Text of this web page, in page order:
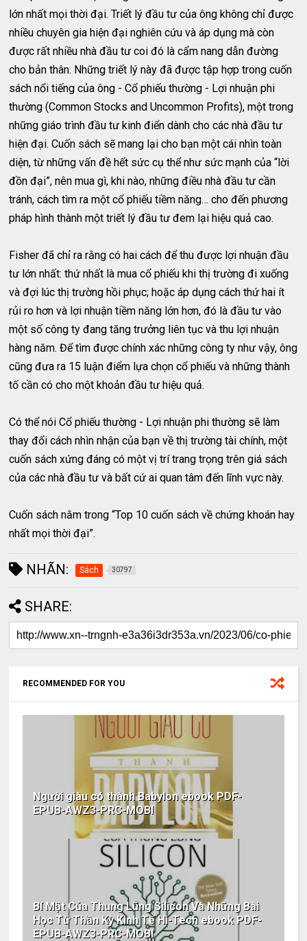
lớn nhất mọi thời đại. Triết lý đầu tư của ông không chỉ được
nhiều chuyên gia hiện đại nghiên cứu và áp dụng mà còn
được rất nhiều nhà đầu tư coi đó là cẩm nang dẫn đường
cho bản thân. Những triết lý này đã được tập hợp trong cuốn
sách nổi tiếng của ông - Cổ phiếu thường - Lợi nhuận phi
thường (Common Stocks and Uncommon Profits), một trong
những giáo trình đầu tư kinh điển dành cho các nhà đầu tư
hiện đại. Cuốn sách sẽ mang lại cho bạn một cái nhìn toàn
diện, từ những vấn đề hết sức cụ thể như sức mạnh của “lời
đồn đại”, nên mua gì, khi nào, những điều nhà đầu tư cần
tránh, cách tìm ra một cổ phiếu tiềm năng… cho đến phương
pháp hình thành một triết lý đầu tư đem lại hiệu quả cao.
Fisher đã chỉ ra rằng có hai cách để thu được lợi nhuận đầu
tư lớn nhất: thứ nhất là mua cổ phiếu khi thị trường đi xuống
và đợi lúc thị trường hồi phục; hoặc áp dụng cách thứ hai ít
rủi ro hơn và lợi nhuận tiềm năng lớn hơn, đó là đầu tư vào
một số công ty đang tăng trưởng liên tục và thu lợi nhuận
hàng năm. Để tìm được chính xác những công ty như vậy, ông
cũng đưa ra 15 luận điểm lựa chọn cổ phiếu và những thành
tố cần có cho một khoản đầu tư hiệu quả.
Có thể nói Cổ phiếu thường - Lợi nhuận phi thường sẽ làm
thay đổi cách nhìn nhận của bạn về thị trường tài chính, một
cuốn sách xứng đáng có một vị trí trang trọng trên giá sách
của các nhà đầu tư và bất cứ ai quan tâm đến lĩnh vực này.
Cuốn sách nằm trong “Top 10 cuốn sách về chứng khoán hay
nhất mọi thời đại”.
NHÃN: Sách 30797
SHARE:
RECOMMENDED FOR YOU
Người giàu có thành Babylon ebook PDF-
EPUB-AWZ3-PRC-MOBI
Bí Mật Của Thung Lũng Silicon Và Những Bài
Học Từ Thần Kỳ Kinh Tế Hi-Tech ebook PDF-
EPUB-AWZ3-PRC-MOBI